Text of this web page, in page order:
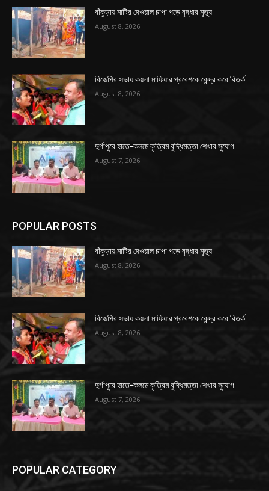
বাঁকুড়ায় মাটির দেওয়াল চাপা পড়ে বৃদ্ধার মৃত্যু
August 8, 2026
বিজেপির সভায় কয়লা মাফিয়ার প্রবেশকে কেন্দ্র করে বিতর্ক
August 8, 2026
দুর্গাপুরে হাতে-কলমে কৃত্রিম বুদ্ধিমত্তা শেখার সুযোগ
August 7, 2026
POPULAR POSTS
বাঁকুড়ায় মাটির দেওয়াল চাপা পড়ে বৃদ্ধার মৃত্যু
August 8, 2026
বিজেপির সভায় কয়লা মাফিয়ার প্রবেশকে কেন্দ্র করে বিতর্ক
August 8, 2026
দুর্গাপুরে হাতে-কলমে কৃত্রিম বুদ্ধিমত্তা শেখার সুযোগ
August 7, 2026
POPULAR CATEGORY